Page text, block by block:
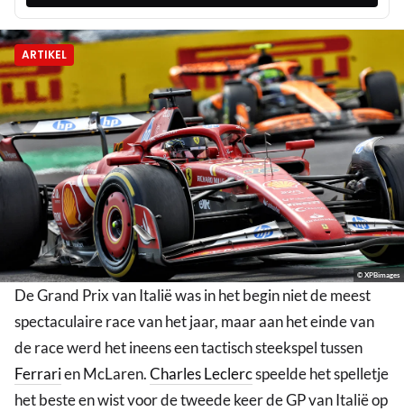
ARTIKEL
© XPBimages
De Grand Prix van Italië was in het begin niet de meest
spectaculaire race van het jaar, maar aan het einde van
de race werd het ineens een tactisch steekspel tussen
Ferrarien McLaren.Charles Leclercspeelde het spelletje
het beste en wist voor de tweede keer de GP van Italië op